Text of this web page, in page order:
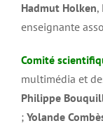
Hadmut Holken,
enseignante
Comité
multimédia et
Philippe
; Yolande